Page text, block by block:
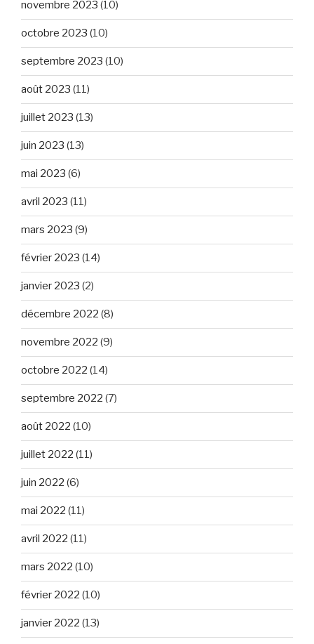
novembre 2023 (10)
octobre 2023 (10)
septembre 2023 (10)
août 2023 (11)
juillet 2023 (13)
juin 2023 (13)
mai 2023 (6)
avril 2023 (11)
mars 2023 (9)
février 2023 (14)
janvier 2023 (2)
décembre 2022 (8)
novembre 2022 (9)
octobre 2022 (14)
septembre 2022 (7)
août 2022 (10)
juillet 2022 (11)
juin 2022 (6)
mai 2022 (11)
avril 2022 (11)
mars 2022 (10)
février 2022 (10)
janvier 2022 (13)